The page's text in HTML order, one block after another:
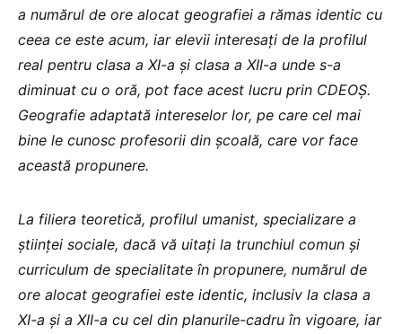
a numărul de ore alocat geografiei a rămas identic cu
ceea ce este acum, iar elevii interesați de la profilul
real pentru clasa a XI-a și clasa a XII-a unde s-a
diminuat cu o oră, pot face acest lucru prin CDEOȘ.
Geografie adaptată intereselor lor, pe care cel mai
bine le cunosc profesorii din școală, care vor face
această propunere.
La filiera teoretică, profilul umanist, specializare a
științei sociale, dacă vă uitați la trunchiul comun și
curriculum de specialitate în propunere, numărul de
ore alocat geografiei este identic, inclusiv la clasa a
XI-a și a XII-a cu cel din planurile-cadru în vigoare, iar